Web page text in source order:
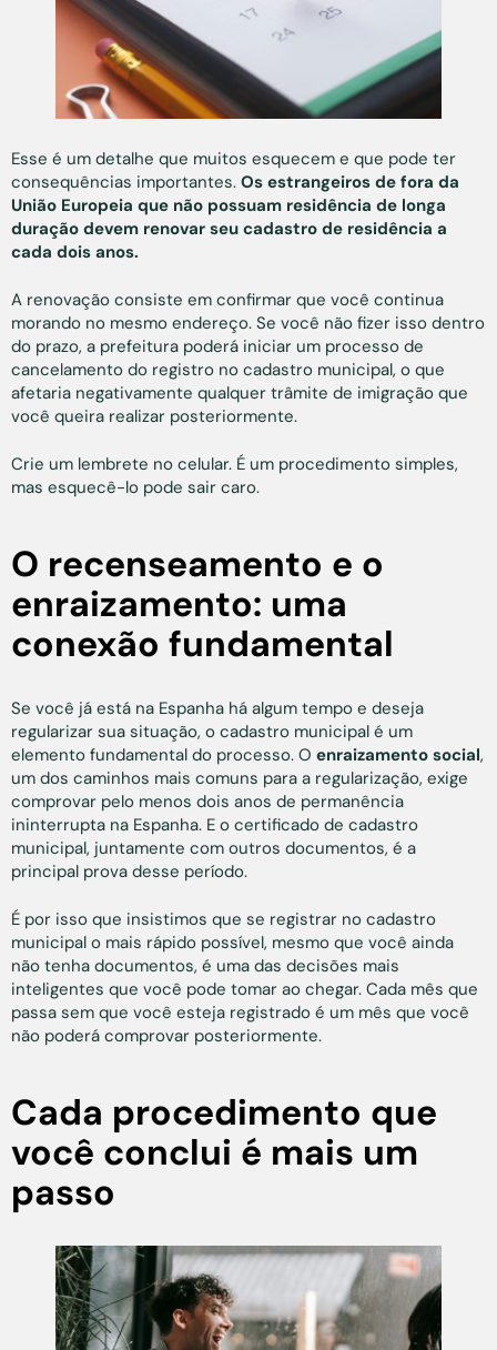
Esse é um detalhe que muitos esquecem e que pode ter
consequências importantes. Os estrangeiros de fora da
União Europeia que não possuam residência de longa
duração devem renovar seu cadastro de residência a
cada dois anos.
A renovação consiste em confirmar que você continua
morando no mesmo endereço. Se você não fizer isso dentro
do prazo, a prefeitura poderá iniciar um processo de
cancelamento do registro no cadastro municipal, o que
afetaria negativamente qualquer trâmite de imigração que
você queira realizar posteriormente.
Crie um lembrete no celular. É um procedimento simples,
mas esquecê-lo pode sair caro.
O recenseamento e o
enraizamento: uma
conexão fundamental
Se você já está na Espanha há algum tempo e deseja
regularizar sua situação, o cadastro municipal é um
elemento fundamental do processo. O enraizamento social,
um dos caminhos mais comuns para a regularização, exige
comprovar pelo menos dois anos de permanência
ininterrupta na Espanha. E o certificado de cadastro
municipal, juntamente com outros documentos, é a
principal prova desse período.
É por isso que insistimos que se registrar no cadastro
municipal o mais rápido possível, mesmo que você ainda
não tenha documentos, é uma das decisões mais
inteligentes que você pode tomar ao chegar. Cada mês que
passa sem que você esteja registrado é um mês que você
não poderá comprovar posteriormente.
Cada procedimento que
você conclui é mais um
passo